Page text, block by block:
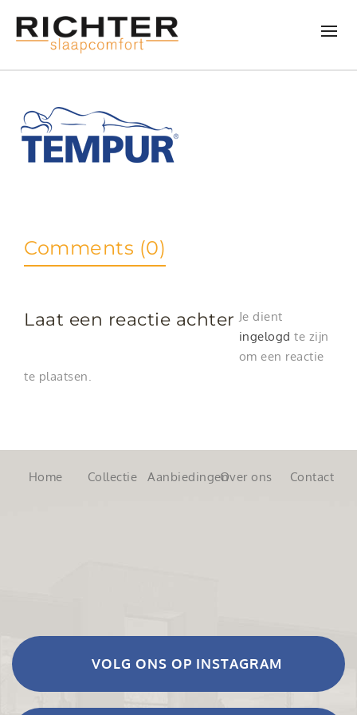
Comments (0)
Laat een reactie achter Je dient
ingelogd te zijn
om een reactie
te plaatsen.
Home Collectie AanbiedingenOver ons Contact
VOLG ONS OP INSTAGRAM